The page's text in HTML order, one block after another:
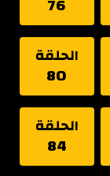
الحلقة
80
الحلقة
84